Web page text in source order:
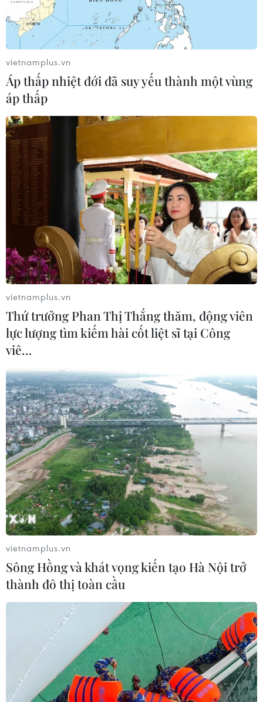
kinh phí triển khai hơn 5,7 tỷ đồng; tổ chức gần
1.670 hoạt động tuyên truyền, phổ biến giáo dục
pháp luật, triển khai thực hiện Luật trẻ em và
các văn bản pháp luật về bảo vệ và chăm sóc trẻ
em, thu hút 328.537 thiếu nhi tham gia; tặng học
bổng cho 11.810 thiếu nhi với tổng giá trị hơn
6,3 tỷ đồng.
Chương trình Tháng Ba
biên giới - "Tôi yêu Tổ
quốc tôi"
Chương trình Tháng Ba biên giới
với chủ đề "Tôi yêu Tổ quốc tôi"
nhằm nâng cao nhận thức về chủ
quyền lãnh thổ, biên giới quốc gia
và phát huy tinh thần xung kích,
tình nguyện của thanh niên.
Cũng trong tuần đầu tháng Ba, các cấp bộ Đoàn
đã giới thiệu 11.325 đoàn viên ưu tú tham gia
học các lớp cảm tình Đảng; giới thiệu 8.676
đoàn viên ưu tú cho Đảng xem xét kết nạp (đạt
64% chỉ tiêu đăng ký) và có 2.064 đoàn viên ưu
tú được kết nạp Đảng; kết nạp 20.340 đoàn viên
mới (đạt 40% chỉ tiêu đăng ký)…
Theo Trung ương Đoàn, các hoạt động đã thu
hút đông đảo đoàn viên, thanh thiếu niên tham
gia, các nguồn lực được huy động có giá trị lớn,
đã xác định được đúng các trọng tâm, trọng
điểm, các vấn đề khó tại địa phương, đơn vị để
tổ chức hoạt động, điều đó cho thấy sự chủ
động, sáng tạo trong tổ chức các chương trình,
hoạt động của các cấp bộ Đoàn./.
vietnamplus.vn
Áp thấp nhiệt đới đã suy yếu thành một vùng
áp thấp
vietnamplus.vn
Thứ trưởng Phan Thị Thắng thăm, động viên
lực lượng tìm kiếm hài cốt liệt sĩ tại Công
viê…
vietnamplus.vn
Sông Hồng và khát vọng kiến tạo Hà Nội trở
thành đô thị toàn cầu